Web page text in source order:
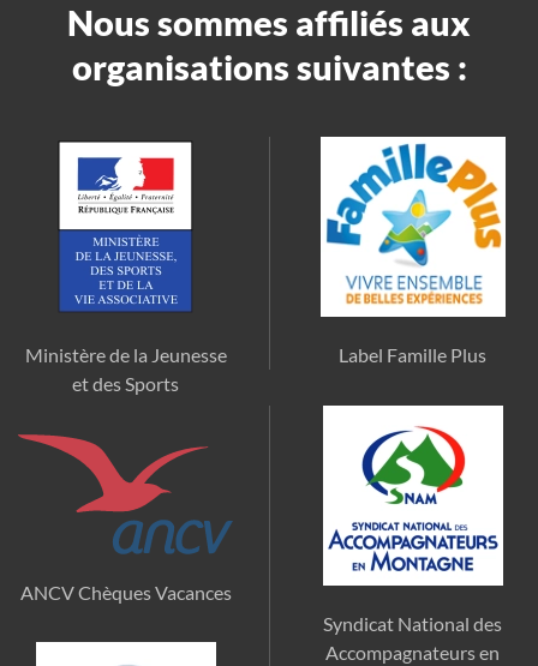
Nous sommes affiliés aux
organisations suivantes :
Ministère de la Jeunesse
et des Sports
Label Famille Plus
ANCV Chèques Vacances
Syndicat National des
Accompagnateurs en